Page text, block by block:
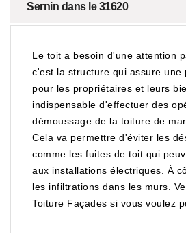
Sernin dans le 31620
Le toit a besoin d'une attention
c'est la structure qui assure une
pour les propriétaires et leurs
indispensable d'effectuer des
démoussage de la toiture de
Cela va permettre d'éviter les
comme les fuites de toit qui
aux installations électriques. À
les infiltrations dans les murs.
Toiture Façades si vous voulez